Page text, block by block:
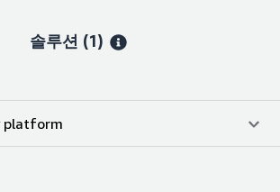
솔루션 (1)
platform